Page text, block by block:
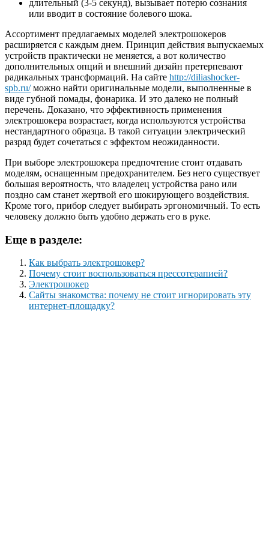
длительный (3-5 секунд), вызывает потерю сознания
или вводит в состояние болевого шока.
Ассортимент предлагаемых моделей электрошокеров
расширяется с каждым днем. Принцип действия выпускаемых
устройств практически не меняется, а вот количество
дополнительных опций и внешний дизайн претерпевают
радикальных трансформаций. На сайте http://diliashocker-
spb.ru/можно найти оригинальные модели, выполненные в
виде губной помады, фонарика. И это далеко не полный
перечень. Доказано, что эффективность применения
электрошокера возрастает, когда используются устройства
нестандартного образца. В такой ситуации электрический
разряд будет сочетаться с эффектом неожиданности.
При выборе электрошокера предпочтение стоит отдавать
моделям, оснащенным предохранителем. Без него существует
большая вероятность, что владелец устройства рано или
поздно сам станет жертвой его шокирующего воздействия.
Кроме того, прибор следует выбирать эргономичный. То есть
человеку должно быть удобно держать его в руке.
Еще в разделе:
Как выбрать электрошокер?
Почему стоит воспользоваться прессотерапией?
Электрошокер
Сайты знакомства: почему не стоит игнорировать эту
интернет-площадку?